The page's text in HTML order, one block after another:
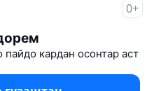
0+
кардан осонтар аст